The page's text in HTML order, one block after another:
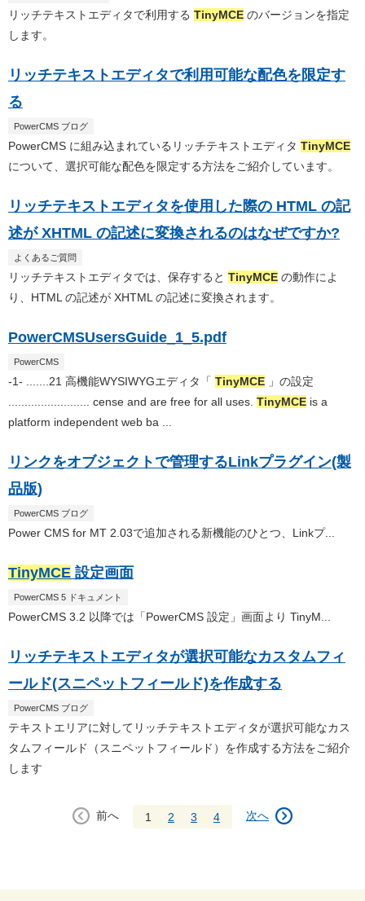
リッチテキストエディタで利用する TinyMCE のバージョンを指定
します。
リッチテキストエディタで利用可能な配色を限定す
る
PowerCMS ブログ
PowerCMS に組み込まれているリッチテキストエディタ TinyMCE
について、選択可能な配色を限定する方法をご紹介しています。
リッチテキストエディタを使用した際の HTML の記
述が XHTML の記述に変換されるのはなぜですか?
よくあるご質問
リッチテキストエディタでは、保存すると TinyMCE の動作によ
り、HTML の記述が XHTML の記述に変換されます。
PowerCMSUsersGuide_1_5.pdf
PowerCMS
-1- .......21 高機能WYSIWYGエディタ「 TinyMCE 」の設定
......................... cense and are free for all uses. TinyMCE is a
platform independent web ba ...
リンクをオブジェクトで管理するLinkプラグイン(製
品版)
PowerCMS ブログ
Power CMS for MT 2.03で追加される新機能のひとつ、Linkプ...
TinyMCE 設定画面
PowerCMS 5 ドキュメント
PowerCMS 3.2 以降では「PowerCMS 設定」画面より TinyM...
リッチテキストエディタが選択可能なカスタムフィ
ールド(スニペットフィールド)を作成する
PowerCMS ブログ
テキストエリアに対してリッチテキストエディタが選択可能なカス
タムフィールド（スニペットフィールド）を作成する方法をご紹介
します
前へ 1 2 3 4 次へ